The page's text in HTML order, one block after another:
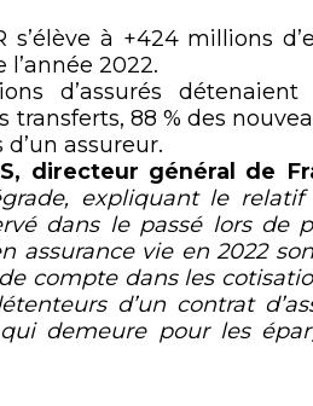
s’élève à +424 millions
l’année 2022.
d’assurés
transferts, 88 % des
assureur.
directeur général de
expliquant le
dans le passé lors de
assurance vie en 2022
compte dans les
d’un contrat
demeure pour les